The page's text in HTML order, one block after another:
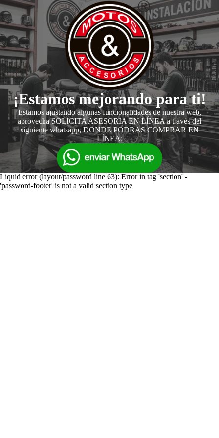
¡Estamos mejorando para ti!
Estamos ajustando algunas funcionalidades de nuestra web,
aprovecha SOLICITA ASESORIA EN LÍNEA a través del
siguiente whatsapp, DONDE PODRAS COMPRAR EN
LÍNEA:
Liquid error (layout/password line 63): Error in tag 'section' -
'password-footer' is not a valid section type